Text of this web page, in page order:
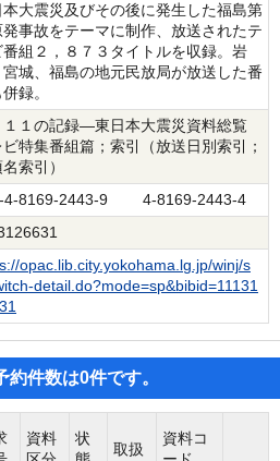
本大震災及びその後に発生した福島第
発事故をテーマに制作、放送されたテ
番組２，８７３タイトルを収録。岩
宮城、福島の地元民放局が放送した番
録。
１１の記録―東日本大震災資料総覧
ビ特集番組篇；索引（放送日別索引；
索引）
4-8169-2443-9 4-8169-2443-4
opac.lib.city.yokohama.lg.jp/winj/s
detail.do?mode=sp&bibid=11131
件数は0件です。
資料
状
取扱
資料コ